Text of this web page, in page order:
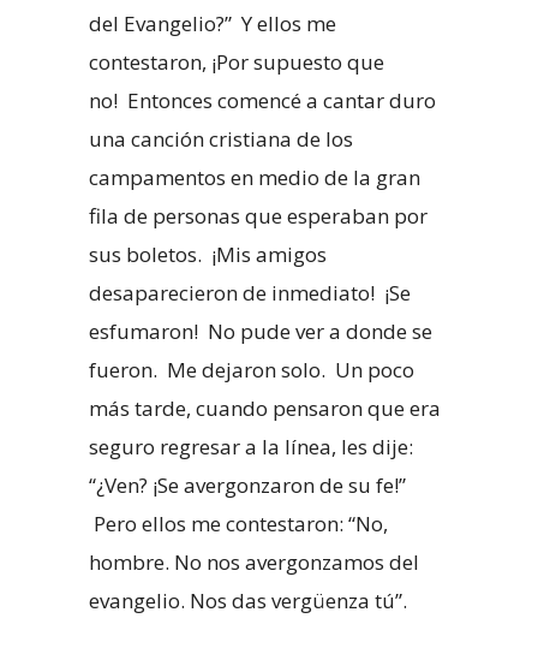
del Evangelio?” Y ellos me
contestaron, ¡Por supuesto que
no! Entonces comencé a cantar duro
una canción cristiana de los
campamentos en medio de la gran
fila de personas que esperaban por
sus boletos. ¡Mis amigos
desaparecieron de inmediato! ¡Se
esfumaron! No pude ver a donde se
fueron. Me dejaron solo. Un poco
más tarde, cuando pensaron que era
seguro regresar a la línea, les dije:
“¿Ven? ¡Se avergonzaron de su fe!”
Pero ellos me contestaron: “No,
hombre. No nos avergonzamos del
evangelio. Nos das vergüenza tú”.